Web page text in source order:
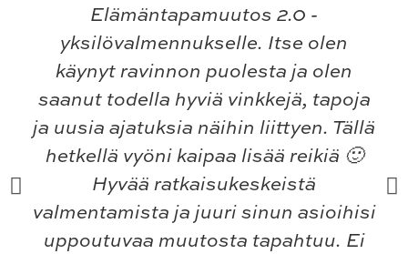
Elämäntapamuutos 2.0 -
yksilövalmennukselle. Itse olen
käynyt ravinnon puolesta ja olen
saanut todella hyviä vinkkejä, tapoja
ja uusia ajatuksia näihin liittyen. Tällä
hetkellä vyöni kaipaa lisää reikiä 🙂
Hyvää ratkaisukeskeistä
valmentamista ja juuri sinun asioihisi
uppoutuvaa muutosta tapahtuu. Ei